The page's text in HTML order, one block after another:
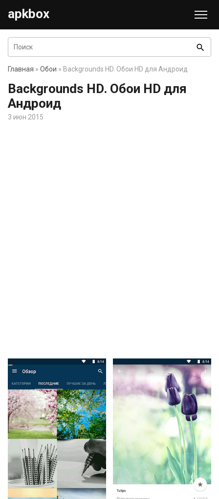
apkbox
search
Главная » Обои » Backgrounds HD. Обои HD для Андроид
Backgrounds HD. Обои HD для
Андроид
3 июн 2015